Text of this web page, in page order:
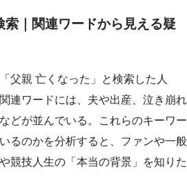
索｜関連ワードから見える疑
父親 亡くなった」と検索した人
連ワードには、夫や出産、泣き崩れ
どが並んでいる。これらのキーワー
るのかを分析すると、ファンや一般
競技人生の「本当の背景」を知りた